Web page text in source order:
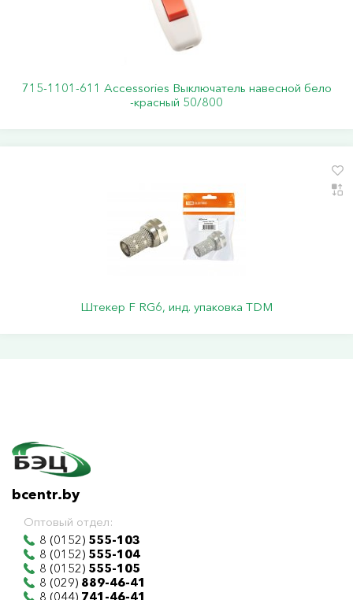
715-1101-611 Accessories Выключатель навесной бело
-красный 50/800
Штекер F RG6, инд. упаковка TDM
bcentr.by
Оптовый отдел:
8 (0152) 555-103
8 (0152) 555-104
8 (0152) 555-105
8 (029) 889-46-41
8 (044) 741-46-41